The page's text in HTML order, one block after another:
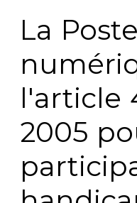
La
l'article
2005